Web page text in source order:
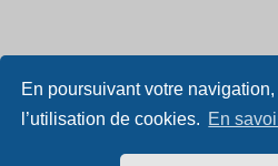
En poursuivant votre
l’utilisation de cookies. En